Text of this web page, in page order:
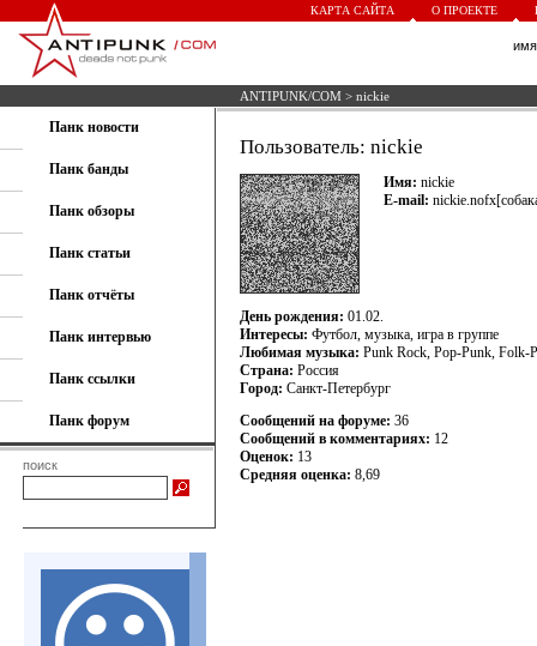
КАРТА САЙТА О ПРОЕКТЕ
ANTIPUNK/COM > nickie
Панк новости
Панк банды
Панк обзоры
Панк статьи
Панк отчёты
Панк интервью
Панк ссылки
Панк форум
поиск
Пользователь: nickie
Имя: nickie
E-mail:
День рождения: 01.02.
Интересы: Футбол, музыка, игра в группе
Любимая музыка: Punk Rock, Pop-Punk, Folk-
Страна: Россия
Город: Санкт-Петербург
Сообщений на форуме: 36
Сообщений в комментариях: 12
Оценок: 13
Средняя оценка: 8,69